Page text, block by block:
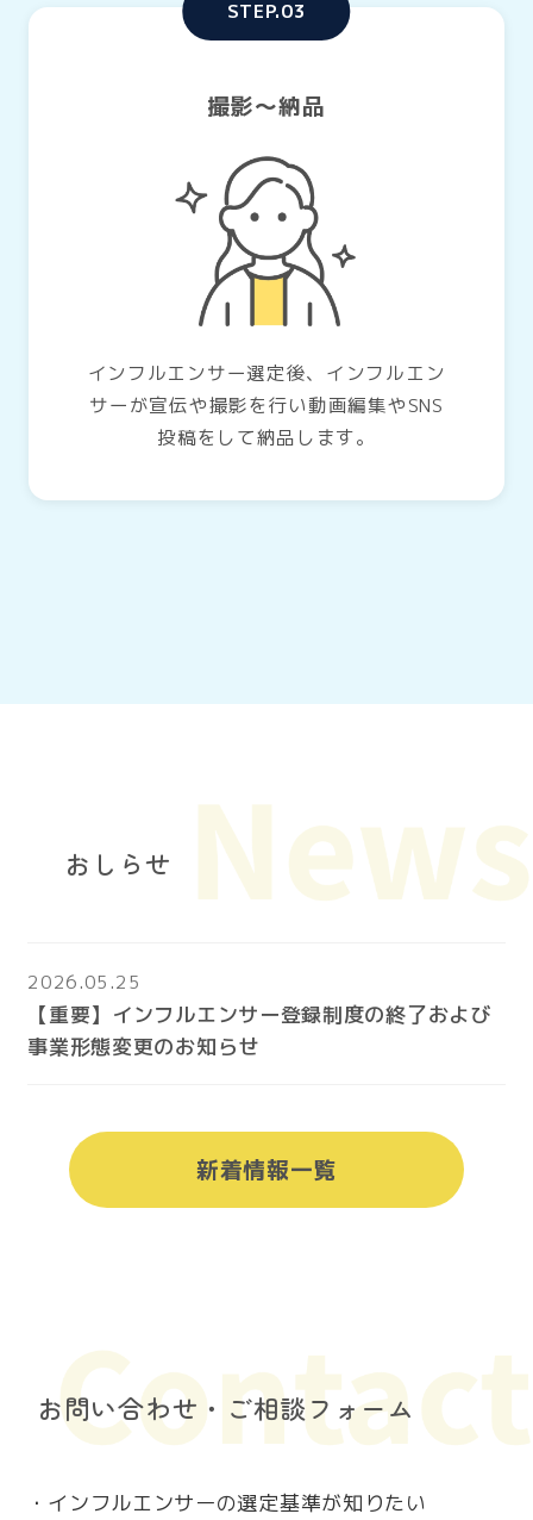
STEP.03
撮影〜納品
インフルエンサー選定後、インフルエン
サーが宣伝や撮影を行い動画編集やSNS
投稿をして納品します。
おしらせ
2026.05.25
【重要】インフルエンサー登録制度の終了および
事業形態変更のお知らせ
新着情報一覧
お問い合わせ・ご相談フォーム
・インフルエンサーの選定基準が知りたい